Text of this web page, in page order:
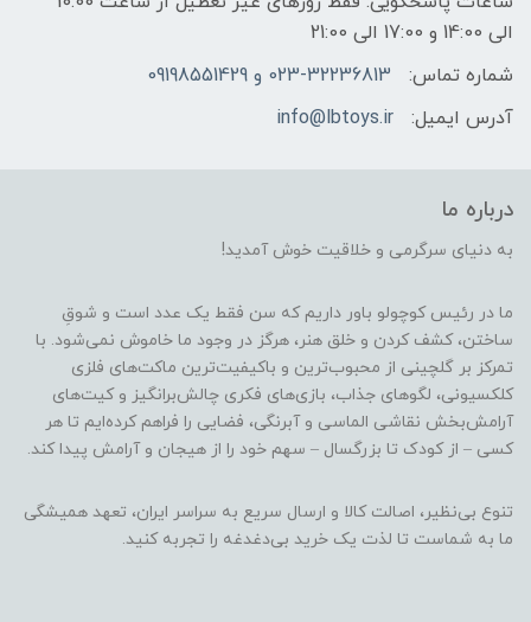
الی 14:00 و 17:00 الی 21:00
شماره تماس:
023-32236813 و 09198551429
آدرس ایمیل:
info@lbtoys.ir
درباره ما
به دنیای سرگرمی و خلاقیت خوش آمدید!
ما در رئیس کوچولو باور داریم که سن فقط یک عدد است و شوقِ
ساختن، کشف کردن و خلق هنر، هرگز در وجود ما خاموش نمی‌شود. با
تمرکز بر گلچینی از محبوب‌ترین و باکیفیت‌ترین ماکت‌های فلزی
کلکسیونی، لگوهای جذاب، بازی‌های فکری چالش‌برانگیز و کیت‌های
آرامش‌بخش نقاشی الماسی و آبرنگی، فضایی را فراهم کرده‌ایم تا هر
کسی – از کودک تا بزرگسال – سهم خود را از هیجان و آرامش پیدا کند.
تنوع بی‌نظیر، اصالت کالا و ارسال سریع به سراسر ایران، تعهد همیشگی
ما به شماست تا لذت یک خرید بی‌دغدغه را تجربه کنید.